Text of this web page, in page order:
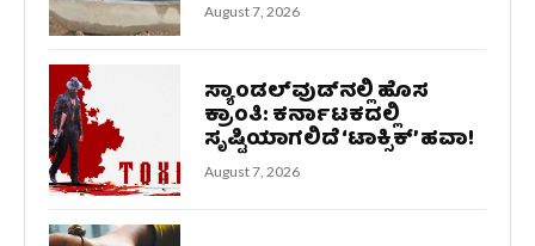
August 7, 2026
ಸ್ಯಾಂಡಲ್‌ವುಡ್‌ನಲ್ಲಿ ಹೊಸ
ಕ್ರಾಂತಿ: ಕರ್ನಾಟಕದಲ್ಲಿ
ಸೃಷ್ಟಿಯಾಗಲಿದೆ ‘ಟಾಕ್ಸಿಕ್’ ಹವಾ!
August 7, 2026